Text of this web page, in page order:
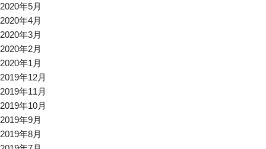
2020年5月
2020年4月
2020年3月
2020年2月
2020年1月
2019年12月
2019年11月
2019年10月
2019年9月
2019年8月